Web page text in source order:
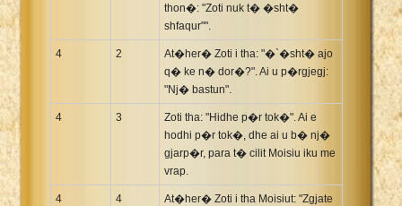
thon�: "Zoti nuk t� �sht�
shfaqur"".
4 2
At�her� Zoti i tha: "�`�sht� ajo
q� ke n� dor�?". Ai u p�rgjegj:
"Nj� bastun".
4 3
Zoti tha: "Hidhe p�r tok�". Ai e
hodhi p�r tok�, dhe ai u b� nj�
gjarp�r, para t� cilit Moisiu iku me
vrap.
4 4
At�her� Zoti i tha Moisiut: "Zgjate